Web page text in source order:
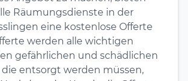
Räumungsdienste in der
eine kostenlose Offerte
werden alle wichtigen
gefährlichen und schädlichen
die entsorgt werden müssen,